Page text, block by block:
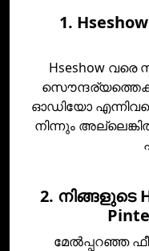
1.
Hseshow
ഓഡിയോ
നിന്നും
2. നിങ്ങളുടെ
മേല്‍പ്പറഞ്ഞ